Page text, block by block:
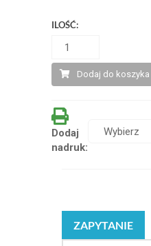
ILOŚĆ:
Dodaj do koszyka
Dodaj
nadruk:
ZAPYTANIE